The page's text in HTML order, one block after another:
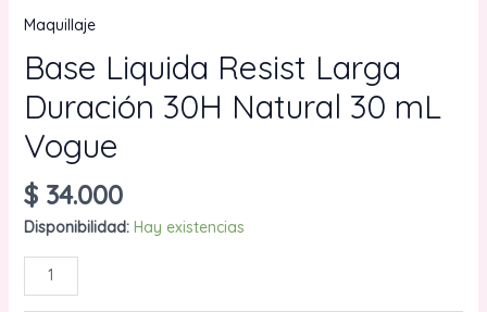
Maquillaje
Base Liquida Resist Larga
Duración 30H Natural 30 mL
Vogue
$34.000
Disponibilidad: Hay existencias
Base
Liquida